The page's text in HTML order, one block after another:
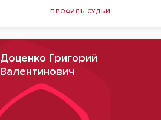
ПРОФИЛЬ СУДЬИ
Доценко Григорий
Валентинович